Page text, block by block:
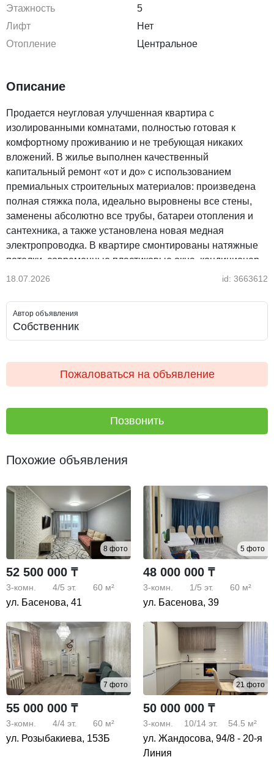
Этажность
5
Лифт
Нет
Отопление
Центральное
Описание
Продается неугловая улучшенная квартира с
изолированными комнатами, полностью готовая к
комфортному проживанию и не требующая никаких
вложений. В жилье выполнен качественный
капитальный ремонт «от и до» с использованием
премиальных строительных материалов: произведена
полная стяжка пола, идеально выровнены все стены,
заменены абсолютно все трубы, батареи отопления и
сантехника, а также установлена новая медная
электропроводка. В квартире смонтированы натяжные
потолки, современные пластиковые окна, кондиционер,
счетчики, встроенная кухня, а балкон полностью утеплен
Дом расположен на территории тихого и
благоустроенного двора. Объект продается напрямую от
юридически чист и доступен для покупки как за наличный
расчет, так и в ипотеку через любой банк. Реальному
18.07.2026 id: 3663612
Автор объявления
Собственник
Пожаловаться на объявление
Позвонить
Похожие объявления
8 фото
52 500 000 ₸
3-комн. 4/5 эт. 60 м²
ул. Басенова, 41
5 фото
48 000 000 ₸
3-комн. 1/5 эт. 60 м²
ул. Басенова, 39
7 фото
55 000 000 ₸
3-комн. 4/4 эт. 60 м²
ул. Розыбакиева, 153Б
21 фото
50 000 000 ₸
3-комн. 10/14 эт. 54.5 м²
ул. Жандосова, 94/8 - 20-я
Линия